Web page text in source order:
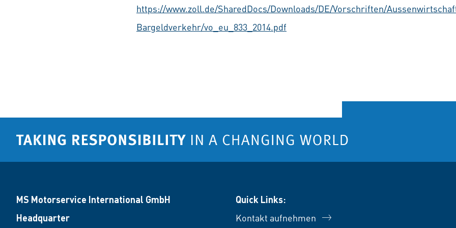
https://www.zoll.de/SharedDocs/Downloads/DE/Vorschriften/
Bargeldverkehr/vo_eu_833_2014.pdf
MS Motorservice International GmbH
Headquarter
Quick Links:
Kontakt aufnehmen